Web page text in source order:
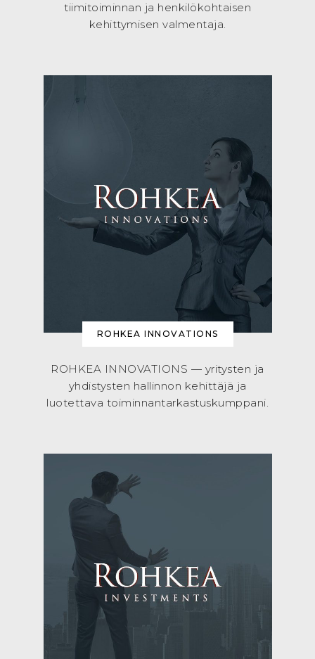
tiimitoiminnan ja henkilökohtaisen
kehittymisen valmentaja.
ROHKEA INNOVATIONS
ROHKEA INNOVATIONS — yritysten ja
yhdistysten hallinnon kehittäjä ja
luotettava toiminnantarkastuskumppani.